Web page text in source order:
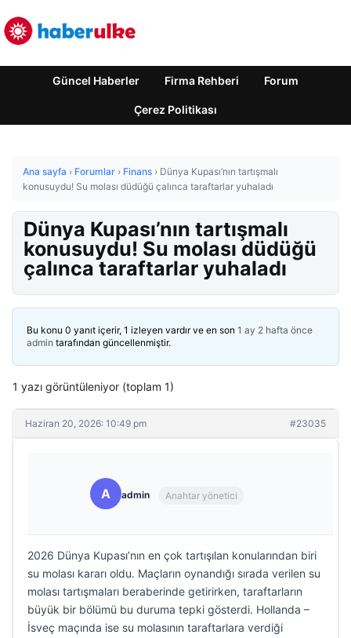
Güncel Haberler Firma Rehberi Forum
Çerez Politikası
Ana sayfa › Forumlar › Finans › Dünya Kupası’nın tartışmalı
konusuydu! Su molası düdüğü çalınca taraftarlar yuhaladı
Dünya Kupası’nın tartışmalı
konusuydu! Su molası düdüğü
çalınca taraftarlar yuhaladı
Bu konu 0 yanıt içerir, 1 izleyen vardır ve en son 1 ay 2 hafta önce
admin tarafından güncellenmiştir.
1 yazı görüntüleniyor (toplam 1)
Haziran 20, 2026: 10:49 pm #23035
A admin Anahtar yönetici
2026 Dünya Kupası’nın en çok tartışılan konularından biri
su molası kararı oldu. Maçların oynandığı sırada verilen su
molası tartışmaları beraberinde getirirken, taraftarların
büyük bir bölümü bu duruma tepki gösterdi. Hollanda –
İsveç maçında ise su molasının taraftarlara verdiği